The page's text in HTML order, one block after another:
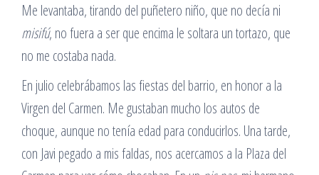
Me levantaba, tirando del puñetero niño, que no decía ni
misifú, no fuera a ser que encima le soltara un tortazo, que
no me costaba nada.
En julio celebrábamos las fiestas del barrio, en honor a la
Virgen del Carmen. Me gustaban mucho los autos de
choque, aunque no tenía edad para conducirlos. Una tarde,
con Javi pegado a mis faldas, nos acercamos a la Plaza del